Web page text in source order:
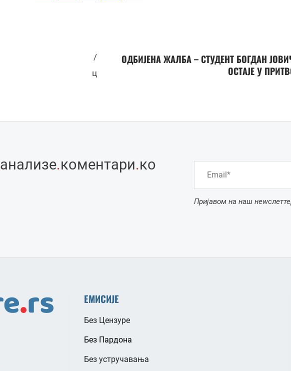
/
ц
ОДБИЈЕНА ЖАЛБА – СТУДЕНТ БОГДАН
ОСТАЈЕ У
анализе.коментари.ко
Пријавом на наш
ЕМИСИЈЕ
Без Цензуре
Без Пардона
Без устручавања